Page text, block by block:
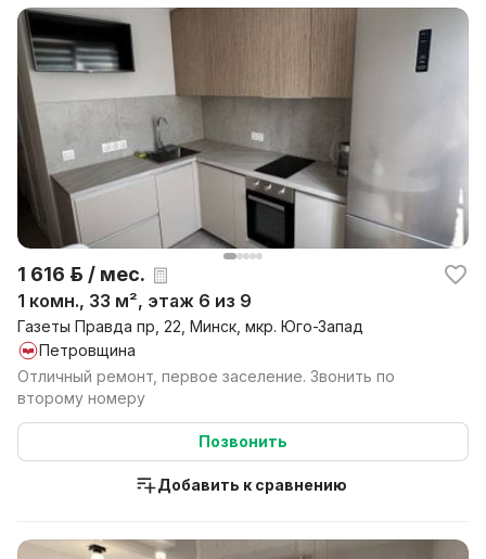
1 616 р. / мес.
1 комн., 33 м², этаж 6 из 9
Газеты Правда пр, 22, Минск, мкр. Юго-Запад
Петровщина
Отличный ремонт, первое заселение. Звонить по
второму номеру
Позвонить
Добавить к сравнению